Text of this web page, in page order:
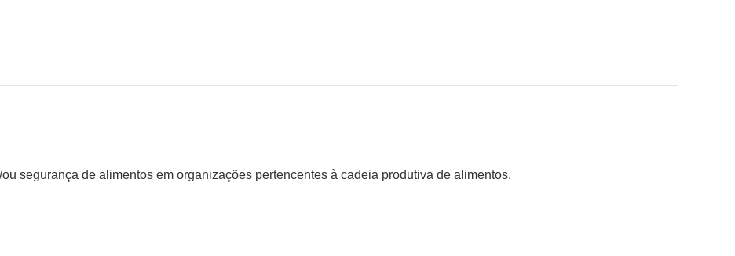
segurança de alimentos em organizações pertencentes à cadeia produtiva de alimentos.